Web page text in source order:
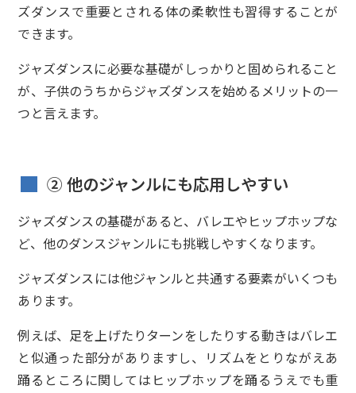
ズダンスで重要とされる体の柔軟性も習得することが
できます。
ジャズダンスに必要な基礎がしっかりと固められること
が、子供のうちからジャズダンスを始めるメリットの一
つと言えます。
② 他のジャンルにも応用しやすい
ジャズダンスの基礎があると、バレエやヒップホップな
ど、他のダンスジャンルにも挑戦しやすくなります。
ジャズダンスには他ジャンルと共通する要素がいくつも
あります。
例えば、足を上げたりターンをしたりする動きはバレエ
と似通った部分がありますし、リズムをとりながえあ
踊るところに関してはヒップホップを踊るうえでも重